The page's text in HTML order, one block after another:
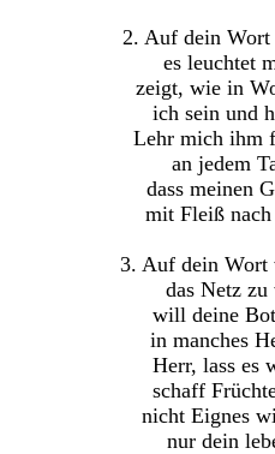
2. Auf dein
es leuchtet
zeigt, wie in
ich sein und
Lehr mich ihm
an jedem
dass meinen
mit Fleiß
3. Auf dein Wort
das Netz zu
will deine
in manches
Herr, lass es
schaff
nicht Eignes
nur dein